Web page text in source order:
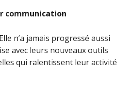
communication
n’a jamais progressé aussi
avec leurs nouveaux outils
qui ralentissent leur activité